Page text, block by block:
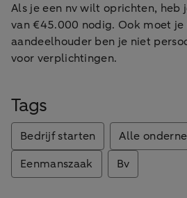
Als je een nv wilt oprichten, heb
van €45.000 nodig. Ook moet je
aandeelhouder ben je niet
voor verplichtingen.
Tags
Bedrijf starten
Alle
Eenmanszaak
Bv